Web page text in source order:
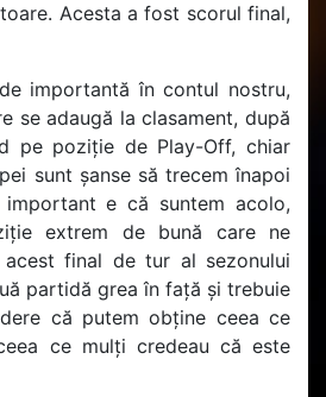
Acesta a fost scorul final,
importantă în contul nostru,
se adaugă la clasament, după
pe poziție de Play-Off, chiar
sunt șanse să trecem înapoi
e că suntem acolo,
extrem de bună care ne
final de tur al sezonului
partidă grea în față și trebuie
că putem obține ceea ce
ce mulți credeau că este